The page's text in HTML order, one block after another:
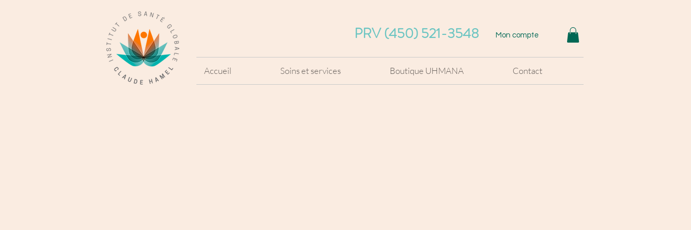
PRV (450) 521-3548 Mon compte
Accueil Soins et services Boutique UHMANA Contact